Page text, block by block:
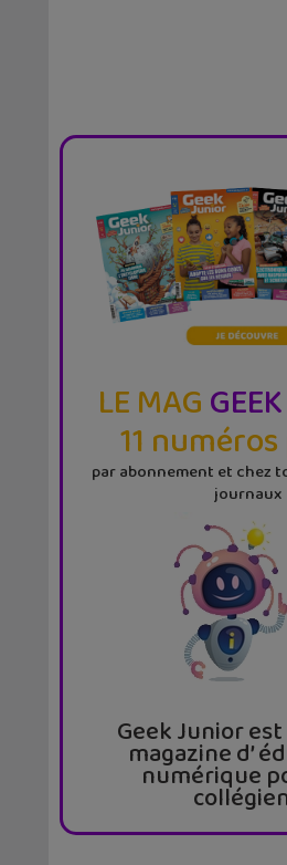
LE MAG
11
par abonnement et chez
journaux
Geek Junior est
magazine d’
numérique